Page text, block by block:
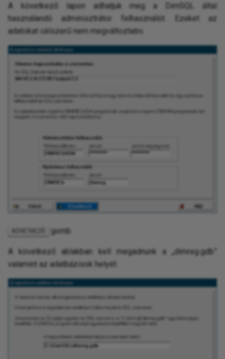
A következő lapon adhatjuk meg a DimSQL által
használandó adminisztrátor felhasználót. Ezeket az
adatokat célszerű nem megváltoztatni.
KÖVETKEZŐ gomb.
A következő ablakban kell megadnunk a „dimreg.gdb”
valamint az adatbázisok helyét.